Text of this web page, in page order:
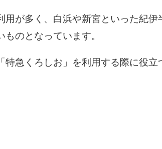
用が多く、白浜や新宮といった紀
ものとなっています。
特急くろしお」を利用する際に役立